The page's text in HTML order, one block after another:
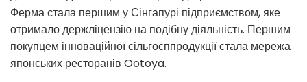
Ферма стала першим у Сінгапурі підприємством, яке
отримало держліцензію на подібну діяльність. Першим
покупцем інноваційної сільгосппродукції стала мережа
японських ресторанів Ootoya.